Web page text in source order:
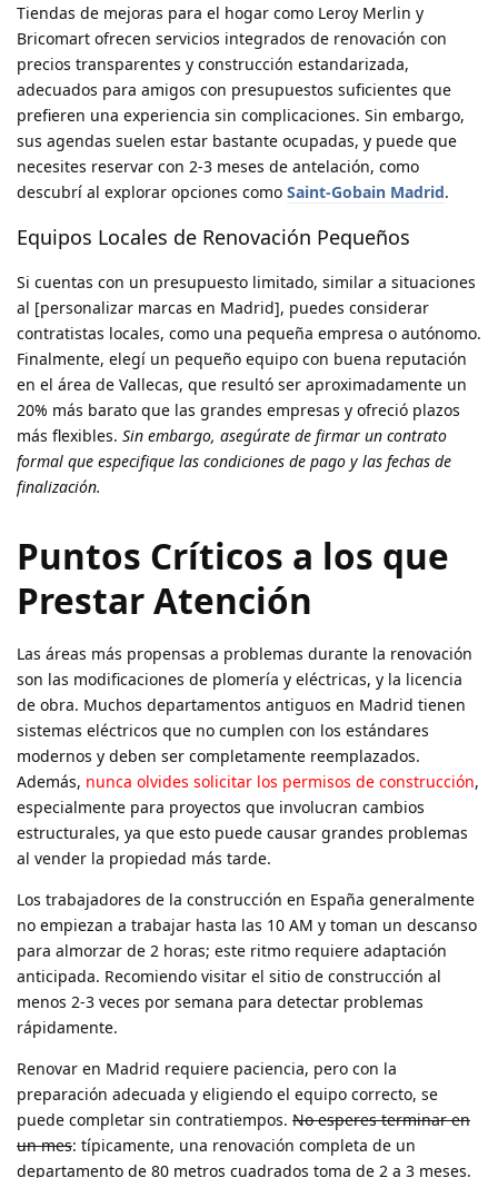
Tiendas de mejoras para el hogar como Leroy Merlin y
Bricomart ofrecen servicios integrados de renovación con
precios transparentes y construcción estandarizada,
adecuados para amigos con presupuestos suficientes que
prefieren una experiencia sin complicaciones. Sin embargo,
sus agendas suelen estar bastante ocupadas, y puede que
necesites reservar con 2-3 meses de antelación, como
descubrí al explorar opciones como Saint-Gobain Madrid.
Equipos Locales de Renovación Pequeños
Si cuentas con un presupuesto limitado, similar a situaciones
al [personalizar marcas en Madrid], puedes considerar
contratistas locales, como una pequeña empresa o autónomo.
Finalmente, elegí un pequeño equipo con buena reputación
en el área de Vallecas, que resultó ser aproximadamente un
20% más barato que las grandes empresas y ofreció plazos
más flexibles. Sin embargo, asegúrate de firmar un contrato
formal que especifique las condiciones de pago y las fechas de
finalización.
Puntos Críticos a los que
Prestar Atención
Las áreas más propensas a problemas durante la renovación
son las modificaciones de plomería y eléctricas, y la licencia
de obra. Muchos departamentos antiguos en Madrid tienen
sistemas eléctricos que no cumplen con los estándares
modernos y deben ser completamente reemplazados.
Además, nunca olvides solicitar los permisos de construcción,
especialmente para proyectos que involucran cambios
estructurales, ya que esto puede causar grandes problemas
al vender la propiedad más tarde.
Los trabajadores de la construcción en España generalmente
no empiezan a trabajar hasta las 10 AM y toman un descanso
para almorzar de 2 horas; este ritmo requiere adaptación
anticipada. Recomiendo visitar el sitio de construcción al
menos 2-3 veces por semana para detectar problemas
rápidamente.
Renovar en Madrid requiere paciencia, pero con la
preparación adecuada y eligiendo el equipo correcto, se
puede completar sin contratiempos. No esperes terminar en
un mes: típicamente, una renovación completa de un
departamento de 80 metros cuadrados toma de 2 a 3 meses.